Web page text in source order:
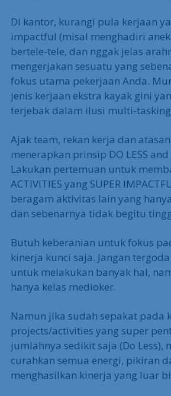
Di kantor, kurangi pula kerjaan
impactful (misal menghadiri
bertele-tele, dan nggak jelas
mengerjakan sesuatu yang
fokus utama pekerjaan Anda.
jenis kerjaan ekstra kayak gini
terjebak dalam ilusi multi-
Ajak team, rekan kerja dan
menerapkan prinsip DO LESS and
Lakukan pertemuan untuk
ACTIVITIES yang SUPER
beragam aktivitas lain yang
dan sebenarnya tidak begitu
Butuh keberanian untuk fokus
kinerja kunci saja. Jangan
untuk melakukan banyak hal,
hanya kelas medioker.
Namun jika sudah sepakat pada
projects/activities yang super
jumlahnya sedikit saja (Do Less),
curahkan semua energi, pikiran
menghasilkan kinerja yang luar